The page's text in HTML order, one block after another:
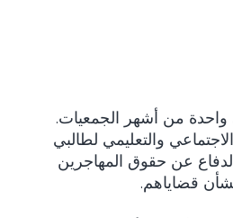
من أشهر الجمعيات.
والتعليمي لطالبي
عن حقوق المهاجرين
قضاياهم.